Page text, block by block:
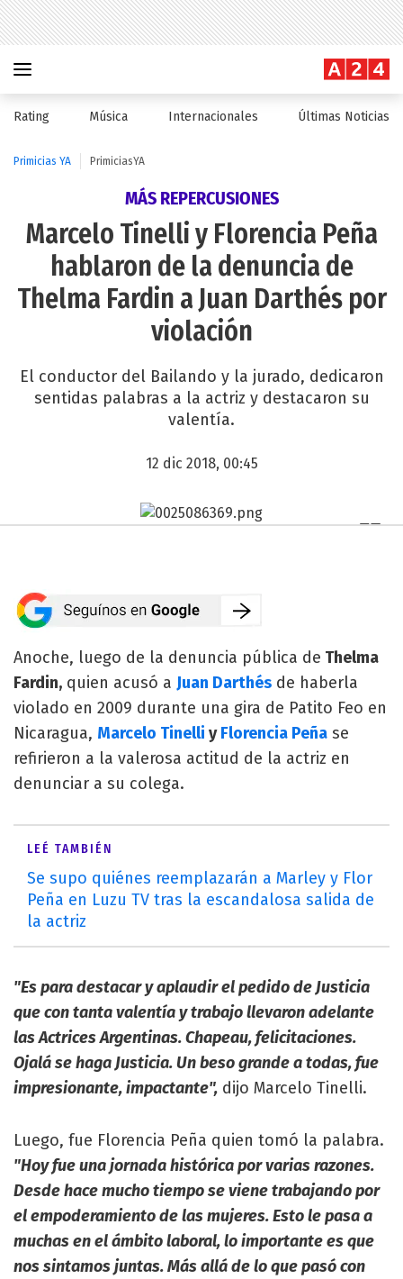
Rating Música Internacionales Últimas Noticias
Primicias YA PrimiciasYA
MÁS REPERCUSIONES
Marcelo Tinelli y Florencia Peña
hablaron de la denuncia de
Thelma Fardin a Juan Darthés por
violación
El conductor del Bailando y la jurado, dedicaron
sentidas palabras a la actriz y destacaron su
valentía.
12 dic 2018, 00:45
Anoche, luego de la denuncia pública de Thelma
Fardin, quien acusó a Juan Darthés de haberla
violado en 2009 durante una gira de Patito Feo en
Nicaragua, Marcelo Tinelli yFlorencia Peña se
refirieron a la valerosa actitud de la actriz en
denunciar a su colega.
LEÉ TAMBIÉN
Se supo quiénes reemplazarán a Marley y Flor
Peña en Luzu TV tras la escandalosa salida de
la actriz
"Es para destacar y aplaudir el pedido de Justicia
que con tanta valentía y trabajo llevaron adelante
las Actrices Argentinas. Chapeau, felicitaciones.
Ojalá se haga Justicia. Un beso grande a todas, fue
impresionante, impactante", dijo Marcelo Tinelli.
Luego, fue Florencia Peña quien tomó la palabra.
"Hoy fue una jornada histórica por varias razones.
Desde hace mucho tiempo se viene trabajando por
el empoderamiento de las mujeres. Esto le pasa a
muchas en el ámbito laboral, lo importante es que
nos sintamos juntas. Más allá de lo que pasó con